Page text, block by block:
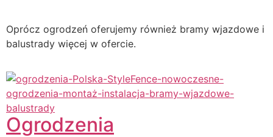
Oprócz ogrodzeń oferujemy również bramy wjazdowe i
balustrady więcej w ofercie.
Ogrodzenia